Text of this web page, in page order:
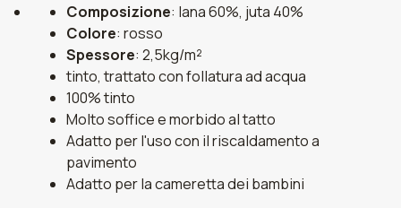
Composizione: lana 60%, juta 40%
Colore: rosso
Spessore: 2,5kg/m²
tinto, trattato con follatura ad acqua
100% tinto
Molto soffice e morbido al tatto
Adatto per l'uso con il riscaldamento a
pavimento
Adatto per la cameretta dei bambini